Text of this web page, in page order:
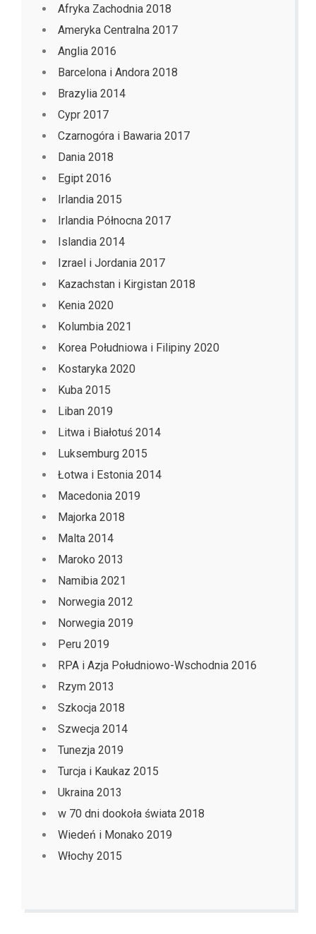
Afryka Zachodnia 2018
Ameryka Centralna 2017
Anglia 2016
Barcelona i Andora 2018
Brazylia 2014
Cypr 2017
Czarnogóra i Bawaria 2017
Dania 2018
Egipt 2016
Irlandia 2015
Irlandia Północna 2017
Islandia 2014
Izrael i Jordania 2017
Kazachstan i Kirgistan 2018
Kenia 2020
Kolumbia 2021
Korea Południowa i Filipiny 2020
Kostaryka 2020
Kuba 2015
Liban 2019
Litwa i Białotuś 2014
Luksemburg 2015
Łotwa i Estonia 2014
Macedonia 2019
Majorka 2018
Malta 2014
Maroko 2013
Namibia 2021
Norwegia 2012
Norwegia 2019
Peru 2019
RPA i Azja Południowo-Wschodnia 2016
Rzym 2013
Szkocja 2018
Szwecja 2014
Tunezja 2019
Turcja i Kaukaz 2015
Ukraina 2013
w 70 dni dookoła świata 2018
Wiedeń i Monako 2019
Włochy 2015